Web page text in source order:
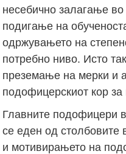
несебично залагање
подигање на
одржувањето на
потребно ниво. Исто
преземање на мерки и
подофицерскиот кор
Главните подофицери
се еден од столбовите
и мотивирањето на